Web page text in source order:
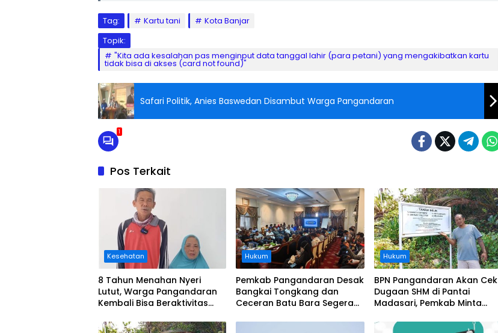
Tag: Kartu tani
Kota Banjar
Topik:
"Kita ada kesalahan pas menginput data tanggal lahir (para petani) yang mengakibatkan kartu
tidak bisa di akses (card not found)"
Safari Politik, Anies Baswedan Disambut Warga Pangandaran
1
Pos Terkait
Kesehatan
8 Tahun Menahan Nyeri
Lutut, Warga Pangandaran
Kembali Bisa Beraktivitas
Ditanggung BPJS
Hukum
Pemkab Pangandaran Desak
Bangkai Tongkang dan
Ceceran Batu Bara Segera
Koordinasi Perusahaan
Hukum
BPN Pangandaran Akan Cek
Dugaan SHM di Pantai
Madasari, Pemkab Minta